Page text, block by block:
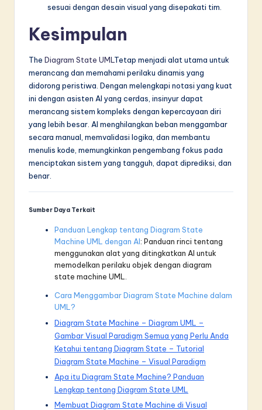
sesuai dengan desain visual yang disepakati tim.
Kesimpulan
The Diagram State UMLTetap menjadi alat utama untuk
merancang dan memahami perilaku dinamis yang
didorong peristiwa. Dengan melengkapi notasi yang kuat
ini dengan asisten AI yang cerdas, insinyur dapat
merancang sistem kompleks dengan kepercayaan diri
yang lebih besar. AI menghilangkan beban menggambar
secara manual, memvalidasi logika, dan membantu
menulis kode, memungkinkan pengembang fokus pada
menciptakan sistem yang tangguh, dapat diprediksi, dan
benar.
Sumber Daya Terkait
Panduan Lengkap tentang Diagram State
Machine UML dengan AI: Panduan rinci tentang
menggunakan alat yang ditingkatkan AI untuk
memodelkan perilaku objek dengan diagram
state machine UML.
Cara Menggambar Diagram State Machine dalam
UML?
Diagram State Machine – Diagram UML –
Gambar Visual Paradigm Semua yang Perlu Anda
Ketahui tentang Diagram State – Tutorial
Diagram State Machine – Visual Paradigm
Apa itu Diagram State Machine? Panduan
Lengkap tentang Diagram State UML
Membuat Diagram State Machine di Visual